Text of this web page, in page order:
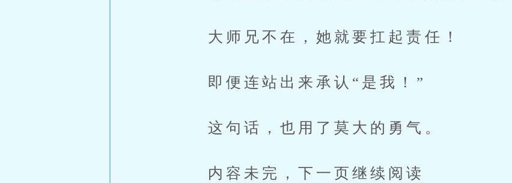
大师兄不在，她就要扛起责任！
即便连站出来承认“是我！”
这句话，也用了莫大的勇气。
内容未完，下一页继续阅读